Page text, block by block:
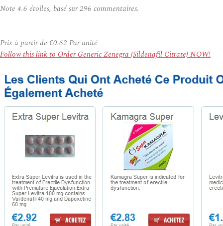
Note 4.6 étoiles, basé sur296 commentaires.
Prix à partir de €0.62 Par unité
Follow this link to Order Generic Zenegra (Sildenafil Citrate) NOW!